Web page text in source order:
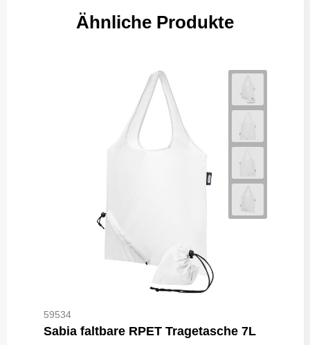
Ähnliche Produkte
59534
Sabia faltbare RPET Tragetasche 7L